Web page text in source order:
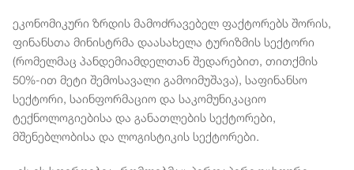
ეკონომიკური ზრდის მამოძრავებელ ფაქტორებს შორის,
ფინანსთა მინისტრმა დაასახელა ტურიზმის სექტორი
(რომელმაც პანდემიამდელთან შედარებით, თითქმის
50%-ით მეტი შემოსავალი გამოიმუშავა), საფინანსო
სექტორი, საინფორმაციო და საკომუნიკაციო
ტექნოლოგიებისა და განათლების სექტორები,
მშენებლობისა და ლოგისტიკის სექტორები.